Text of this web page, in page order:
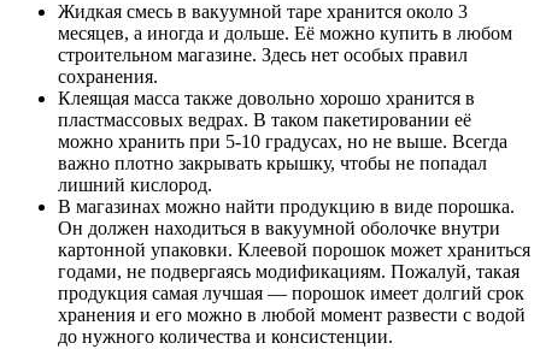
Жидкая смесь в вакуумной таре хранится около 3
месяцев, а иногда и дольше. Её можно купить в любом
строительном магазине. Здесь нет особых правил
сохранения.
Клеящая масса также довольно хорошо хранится в
пластмассовых ведрах. В таком пакетировании её
можно хранить при 5-10 градусах, но не выше. Всегда
важно плотно закрывать крышку, чтобы не попадал
лишний кислород.
В магазинах можно найти продукцию в виде порошка.
Он должен находиться в вакуумной оболочке внутри
картонной упаковки. Клеевой порошок может храниться
годами, не подвергаясь модификациям. Пожалуй, такая
продукция самая лучшая — порошок имеет долгий срок
хранения и его можно в любой момент развести с водой
до нужного количества и консистенции.